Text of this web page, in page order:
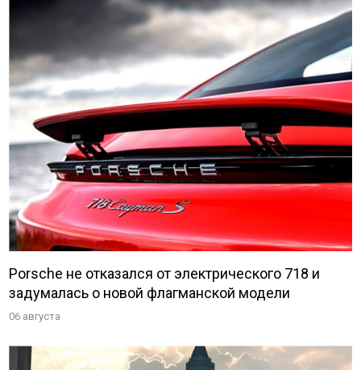
Porsche не отказался от электрического 718 и
задумалась о новой флагманской модели
06 августа